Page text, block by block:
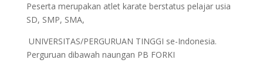
Peserta merupakan atlet karate berstatus pelajar usia
SD, SMP, SMA,
UNIVERSITAS/PERGURUAN TINGGI se-Indonesia.
Perguruan dibawah naungan PB FORKI